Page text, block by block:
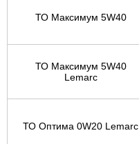
ТО Максимум 5W40
ТО Максимум 5W40
Lemarc
ТО Оптима 0W20 Lemarc